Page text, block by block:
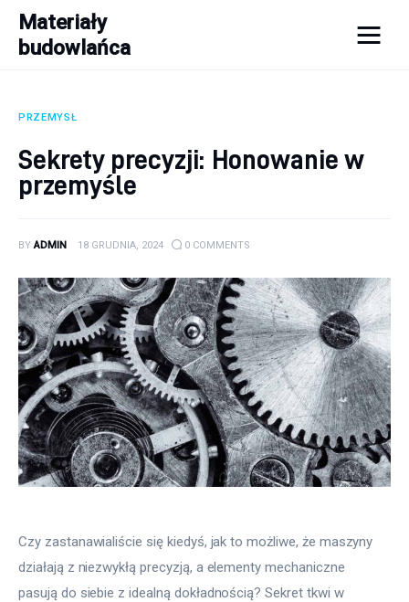
Materiały
budowlańcaMateriały budowlańca
Porady
PRZEMYSŁ
Sekrety precyzji: Honowanie w
przemyśle
BY ADMIN 18 GRUDNIA, 2024 0 COMMENTS
Czy zastanawialiście się kiedyś, jak to możliwe, że maszyny
działają z niezwykłą precyzją, a elementy mechaniczne
pasują do siebie z idealną dokładnością? Sekret tkwi w